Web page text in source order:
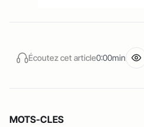
Écoutez cet article0:00min
MOTS-CLES